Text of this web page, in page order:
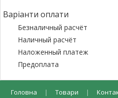
Варіанти оплати
Безналичный расчёт
Наличный расчёт
Наложенный платеж
Предоплата
Головна | Товари |